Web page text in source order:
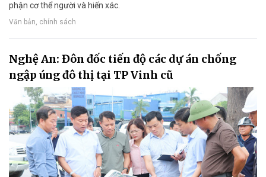
phận cơ thể người và hiến xác.
Văn bản, chính sách
Nghệ An: Đôn đốc tiến độ các dự án chống
ngập úng đô thị tại TP Vinh cũ